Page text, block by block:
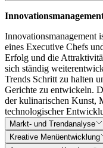
Innovationsmanagement
eines Executive Chefs
Erfolg und die
sich ständig
Trends Schritt zu halten
Gerichte zu entwickeln.
der kulinarischen Kunst,
technologischer
Markt- und Trendanalyse
Kreative Menüentwicklung